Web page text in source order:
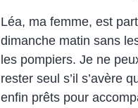
Léa, ma femme, est
dimanche matin sans
les pompiers. Je ne
rester seul s’il s’avère
enfin prêts pour